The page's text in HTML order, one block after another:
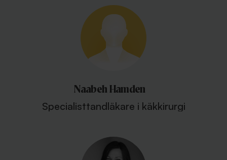
Naabeh Hamden
Specialisttandläkare i käkkirurgi